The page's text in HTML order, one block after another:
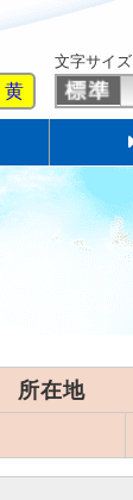
文字サイズ
黄
所在地